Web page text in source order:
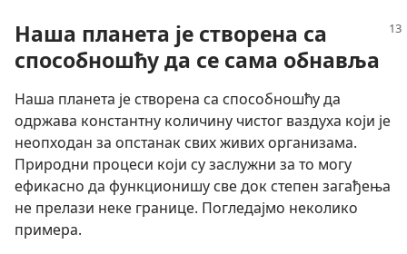
Наша планета је створена са
способношћу да се сама обнавља
Наша планета је створена са способношћу да
одржава константну количину чистог ваздуха који је
неопходан за опстанак свих живих организама.
Природни процеси који су заслужни за то могу
ефикасно да функционишу све док степен загађења
не прелази неке границе. Погледајмо неколико
примера.